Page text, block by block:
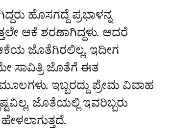
ಹೊಸಗದ್ದೆ ಪ್ರಭಾಳನ್ನ
ಆಕೆ ಶರಣಾಗಿದ್ದಳು. ಆದರೆ
ಜೊತೆಗಿರಲಿಲ್ಲ. ಇದೀಗ
ಸಾವಿತ್ರಿ ಜೊತೆಗೆ ಈತ
ಇಬ್ಬರದ್ದು ಪ್ರೇಮ ವಿವಾಹ
ಜೊತೆಯಲ್ಲಿ ಇವರಿಬ್ಬರು